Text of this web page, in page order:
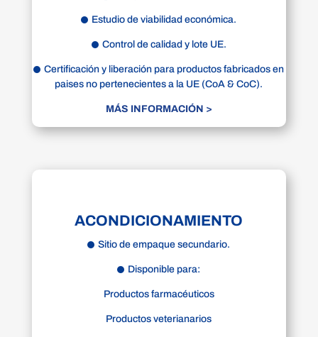
Estudio de viabilidad económica.
Control de calidad y lote UE.
Certificación y liberación para productos fabricados en
paises no pertenecientes a la UE (CoA & CoC).
MÁS INFORMACIÓN >
ACONDICIONAMIENTO
Sitio de empaque secundario.
Disponible para:
Productos farmacéuticos
Productos veterianarios